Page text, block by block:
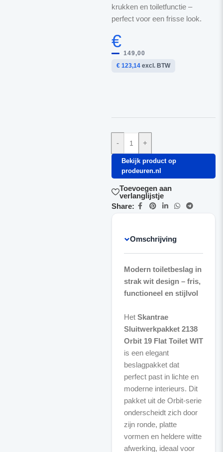
krukken en toiletfunctie –
perfect voor een frisse look.
€
149,00
€ 123,14excl. BTW
- +
Bekijk product op
prodeuren.nl
Toevoegen aan
verlanglijstje
Share:
Omschrijving
Modern toiletbeslag in
strak wit design – fris,
functioneel en stijlvol
Het Skantrae
Sluitwerkpakket 2138
Orbit 19 Flat Toilet WIT
is een elegant
beslagpakket dat
perfect past in lichte en
moderne interieurs. Dit
pakket uit de Orbit-serie
onderscheidt zich door
zijn ronde, platte
vormen en heldere witte
afwerking, ideaal voor